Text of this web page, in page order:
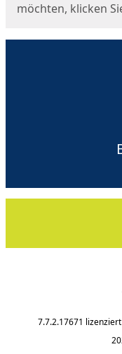
möchten, klicken
7.7.2.17671